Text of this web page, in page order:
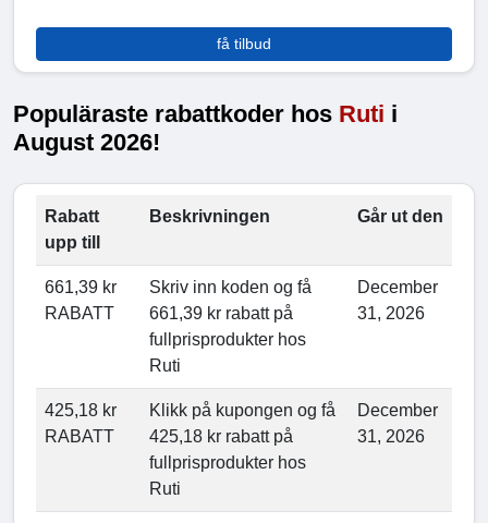
få tilbud
Populäraste rabattkoder hos Ruti i
August 2026!
Rabatt
upp till
Beskrivningen Går ut den
661,39 kr
RABATT
Skriv inn koden og få
661,39 kr rabatt på
fullprisprodukter hos
Ruti
December
31, 2026
425,18 kr
RABATT
Klikk på kupongen og få
425,18 kr rabatt på
fullprisprodukter hos
Ruti
December
31, 2026